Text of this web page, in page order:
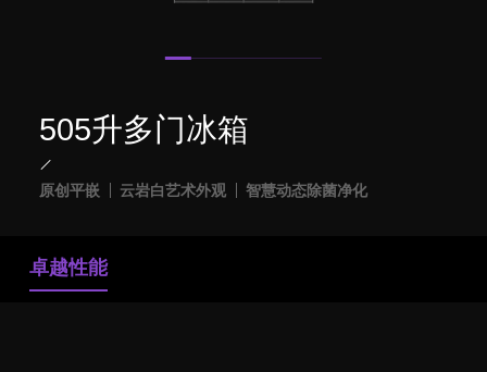
505升多门冰箱
原创平嵌 云岩白艺术外观 智慧动态除菌净化
卓越性能